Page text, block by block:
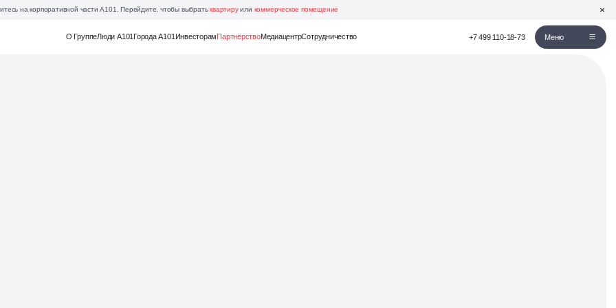
на корпоративной части А101. Перейдите, чтобы выбратьквартируили коммерческое помещение
О ГруппеЛюди А101 Города А101 Инвесторам ПартнёрствоМедиацентрСотрудничество +7 499 110-18-73 Меню